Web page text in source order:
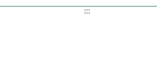
:::